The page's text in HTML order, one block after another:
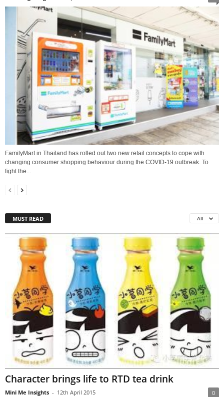
FamilyMart in Thailand has rolled out two new retail concepts to cope with
changing consumer shopping behaviour during the COVID-19 outbreak. To
fight the...
MUST READ All
Character brings life to RTD tea drink
Mini Me Insights - 12th April 2015 0